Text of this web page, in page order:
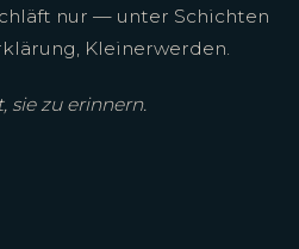
nur — unter Schichten
Kleinerwerden.
sie zu erinnern.